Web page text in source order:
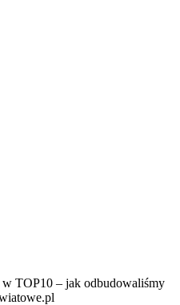
TOP10 – jak odbudowaliśmy